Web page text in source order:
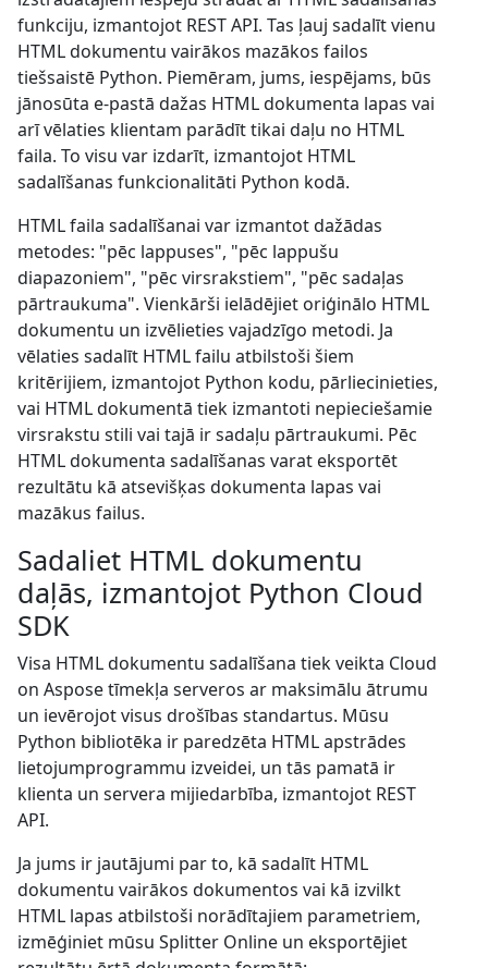
funkciju, izmantojot REST API. Tas ļauj sadalīt vienu
HTML dokumentu vairākos mazākos failos
tiešsaistē Python. Piemēram, jums, iespējams, būs
jānosūta e-pastā dažas HTML dokumenta lapas vai
arī vēlaties klientam parādīt tikai daļu no HTML
faila. To visu var izdarīt, izmantojot HTML
sadalīšanas funkcionalitāti Python kodā.
HTML faila sadalīšanai var izmantot dažādas
metodes: "pēc lappuses", "pēc lappušu
diapazoniem", "pēc virsrakstiem", "pēc sadaļas
pārtraukuma". Vienkārši ielādējiet oriģinālo HTML
dokumentu un izvēlieties vajadzīgo metodi. Ja
vēlaties sadalīt HTML failu atbilstoši šiem
kritērijiem, izmantojot Python kodu, pārliecinieties,
vai HTML dokumentā tiek izmantoti nepieciešamie
virsrakstu stili vai tajā ir sadaļu pārtraukumi. Pēc
HTML dokumenta sadalīšanas varat eksportēt
rezultātu kā atsevišķas dokumenta lapas vai
mazākus failus.
Sadaliet HTML dokumentu
daļās, izmantojot Python Cloud
SDK
Visa HTML dokumentu sadalīšana tiek veikta Cloud
on Aspose tīmekļa serveros ar maksimālu ātrumu
un ievērojot visus drošības standartus. Mūsu
Python bibliotēka ir paredzēta HTML apstrādes
lietojumprogrammu izveidei, un tās pamatā ir
klienta un servera mijiedarbība, izmantojot REST
API.
Ja jums ir jautājumi par to, kā sadalīt HTML
dokumentu vairākos dokumentos vai kā izvilkt
HTML lapas atbilstoši norādītajiem parametriem,
izmēģiniet mūsu Splitter Online un eksportējiet